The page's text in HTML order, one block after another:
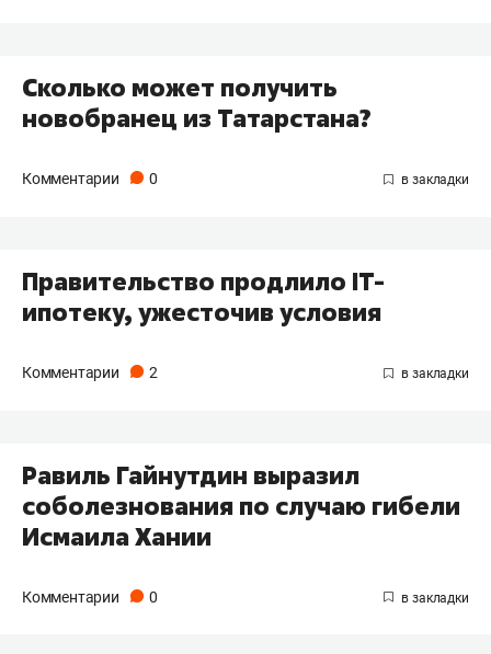
Сколько может получить
новобранец из Татарстана?
Комментарии 0
Правительство продлило IT-
ипотеку, ужесточив условия
Комментарии 2
Равиль Гайнутдин выразил
соболезнования по случаю гибели
Исмаила Хании
Комментарии 0